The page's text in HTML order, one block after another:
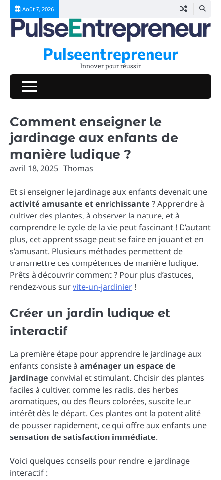
Skip
content
Août 7, 2026
Pulseentrepreneur
Innover pour réussir
Comment enseigner le
jardinage aux enfants de
manière ludique ?
avril 18, 2025 Thomas
Et si enseigner le jardinage aux enfants devenait une
activité amusante et enrichissante ? Apprendre à
cultiver des plantes, à observer la nature, et à
comprendre le cycle de la vie peut fascinant ! D’autant
plus, cet apprentissage peut se faire en jouant et en
s’amusant. Plusieurs méthodes permettent de
transmettre ces compétences de manière ludique.
Prêts à découvrir comment ? Pour plus d’astuces,
rendez-vous survite-un-jardinier !
Créer un jardin ludique et
interactif
La première étape pour apprendre le jardinage aux
enfants consiste à aménager un espace de
jardinage convivial et stimulant. Choisir des plantes
faciles à cultiver, comme les radis, des herbes
aromatiques, ou des fleurs colorées, suscite leur
intérêt dès le départ. Ces plantes ont la potentialité
de pousser rapidement, ce qui offre aux enfants une
sensation de satisfaction immédiate.
Voici quelques conseils pour rendre le jardinage
interactif :